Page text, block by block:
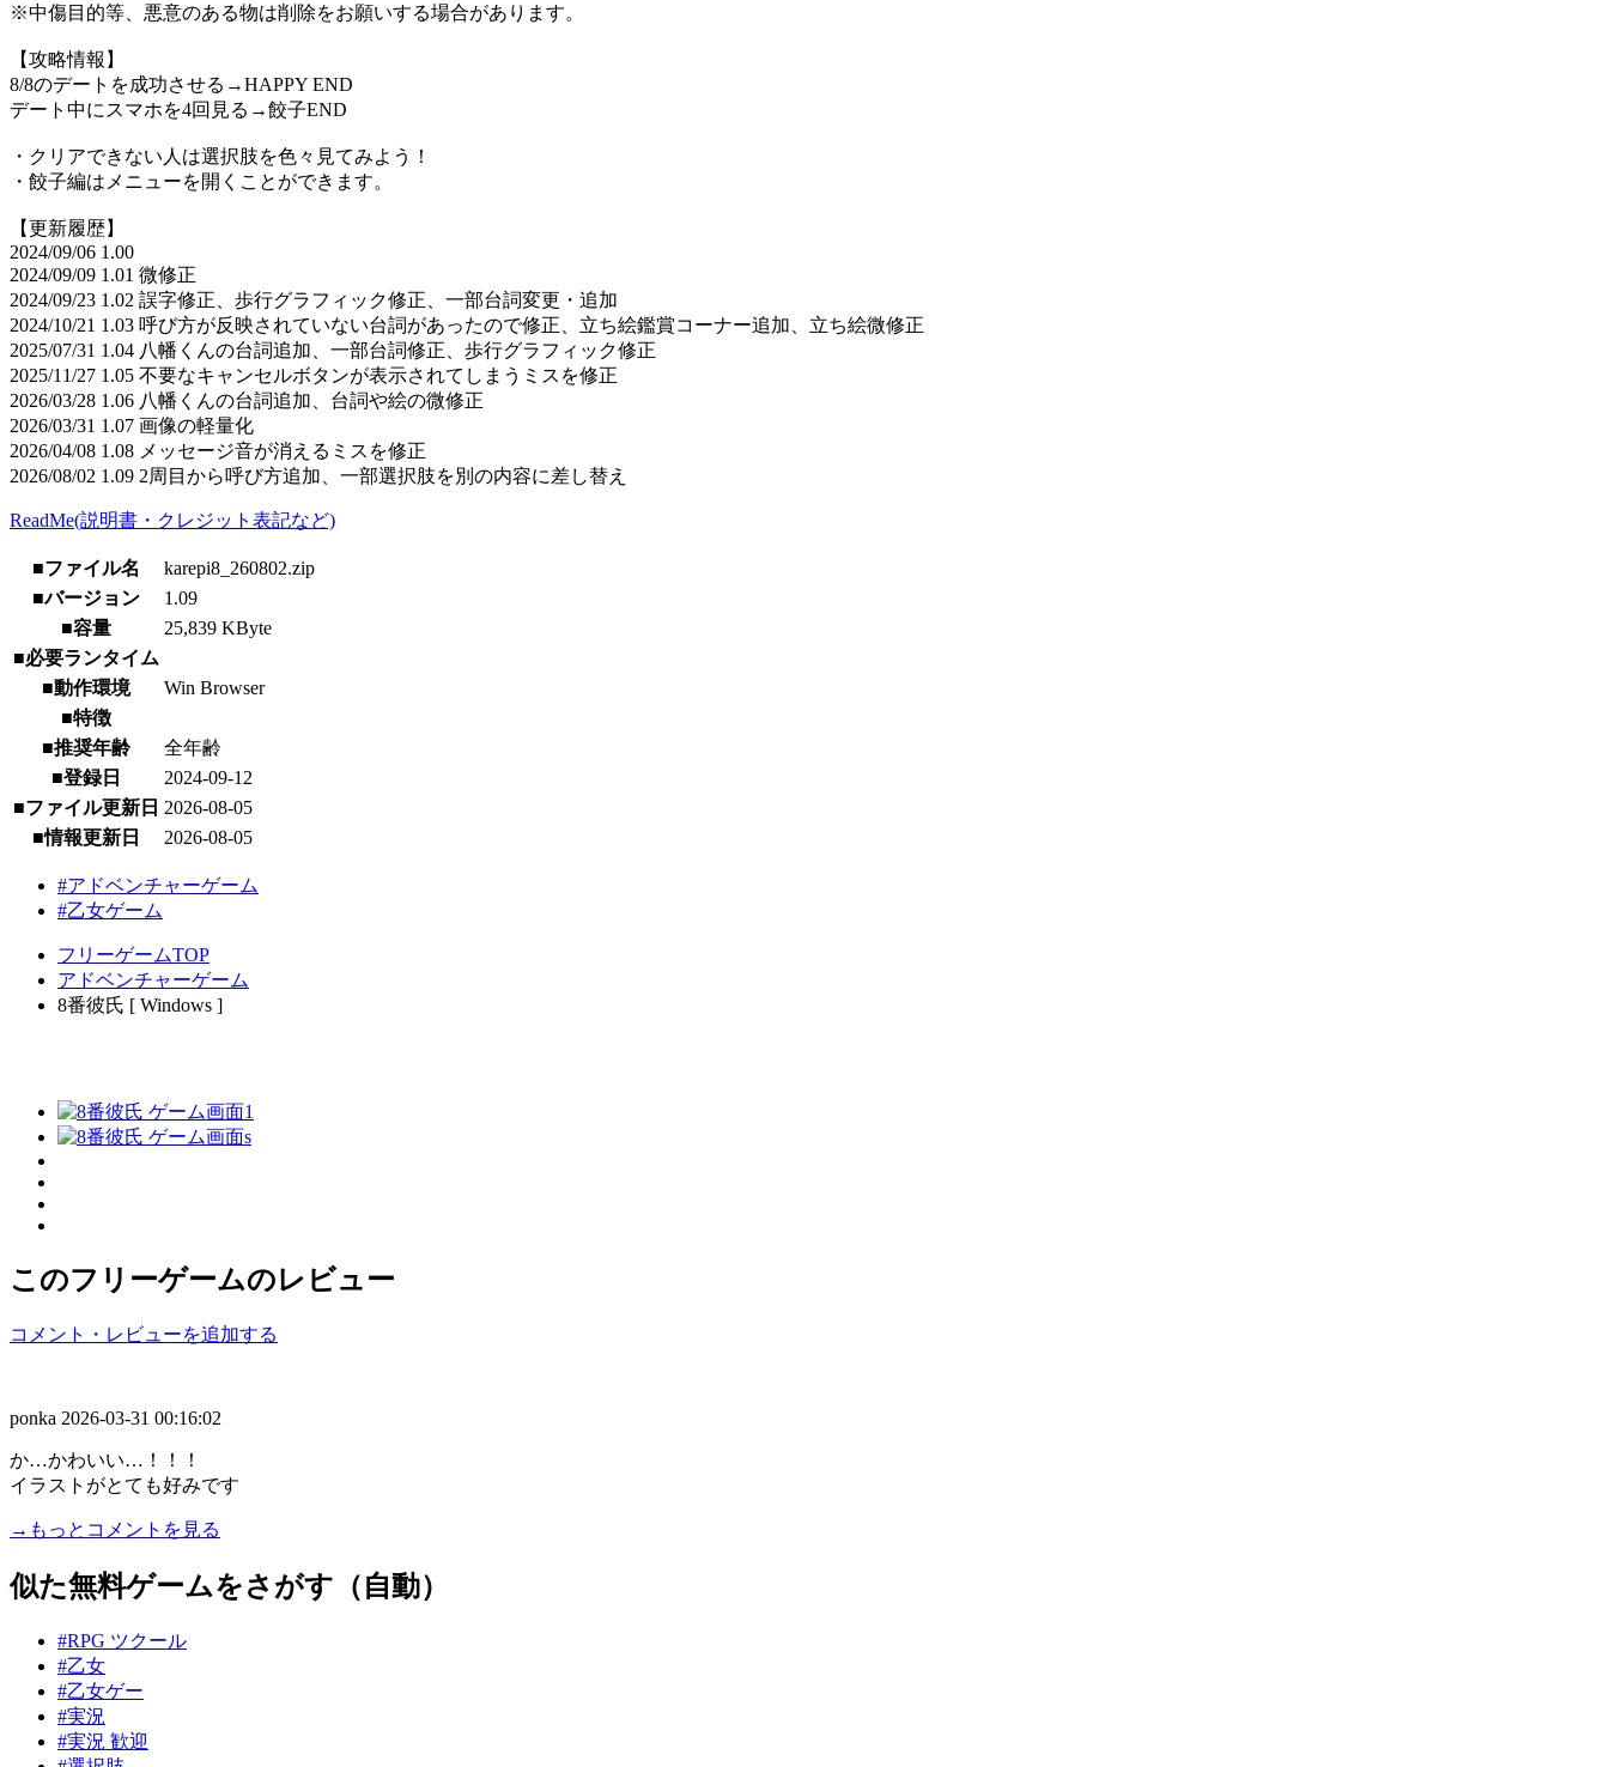
※中傷目的等、悪意のある物は削除をお願いする場合があります。
【攻略情報】
8/8のデートを成功させる→HAPPY END
デート中にスマホを4回見る→餃子END
・クリアできない人は選択肢を色々見てみよう！
・餃子編はメニューを開くことができます。
【更新履歴】
2024/09/06 1.00
2024/09/09 1.01 微修正
2024/09/23 1.02 誤字修正、歩行グラフィック修正、一部台詞変更・追加
2024/10/21 1.03 呼び方が反映されていない台詞があったので修正、立ち絵鑑賞コーナー追加、立ち絵微修正
2025/07/31 1.04 八幡くんの台詞追加、一部台詞修正、歩行グラフィック修正
2025/11/27 1.05 不要なキャンセルボタンが表示されてしまうミスを修正
2026/03/28 1.06 八幡くんの台詞追加、台詞や絵の微修正
2026/03/31 1.07 画像の軽量化
2026/04/08 1.08 メッセージ音が消えるミスを修正
2026/08/02 1.09 2周目から呼び方追加、一部選択肢を別の内容に差し替え
ReadMe(説明書・クレジット表記など)
■ファイル名
karepi8_260802.zip
■バージョン
1.09
■容量
25,839 KByte
■必要ランタイム
■動作環境
Win Browser
■特徴
■推奨年齢
全年齢
■登録日
2024-09-12
■ファイル更新日 2026-08-05
■情報更新日
2026-08-05
#アドベンチャーゲーム
#乙女ゲーム
フリーゲームTOP
アドベンチャーゲーム
8番彼氏 [ Windows ]
このフリーゲームのレビュー
コメント・レビューを追加する
ponka 2026-03-31 00:16:02
か…かわいい…！！！
イラストがとても好みです
→もっとコメントを見る
似た無料ゲームをさがす（自動）
#RPG ツクール
#乙女
#乙女ゲー
#実況
#実況 歓迎